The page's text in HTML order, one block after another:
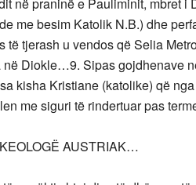
me besim Katolik N.B.) dhe
të tjerash u vendos që Selia
Diokle…9. Sipas gojdhenave
kisha Kristiane (katolike) që
me siguri të rindertuar pas
AUSTRIAK…